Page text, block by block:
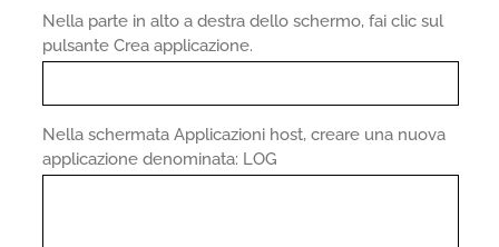
Nella parte in alto a destra dello schermo, fai clic sul
pulsante Crea applicazione.
Nella schermata Applicazioni host, creare una nuova
applicazione denominata: LOG